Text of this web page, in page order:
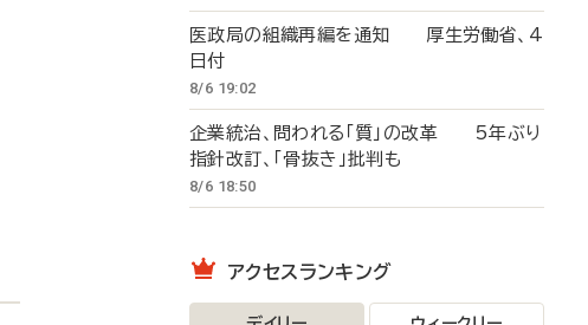
医政局の組織再編を通知 厚生労働省、4
日付
8/6 19:02
企業統治、問われる「質」の改革 5年ぶり
指針改訂、「骨抜き」批判も
8/6 18:50
アクセスランキング